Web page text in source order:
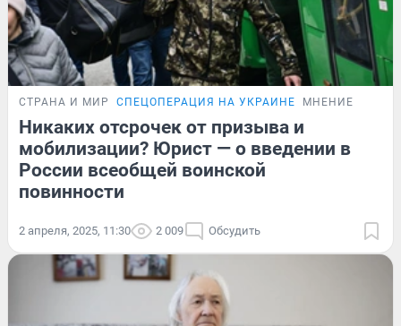
СТРАНА И МИР СПЕЦОПЕРАЦИЯ НА УКРАИНЕ МНЕНИЕ
Никаких отсрочек от призыва и
мобилизации? Юрист — о введении в
России всеобщей воинской
повинности
2 апреля, 2025, 11:30 2 009 Обсудить